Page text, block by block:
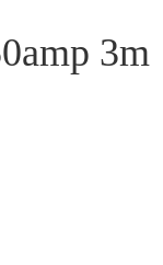
3m